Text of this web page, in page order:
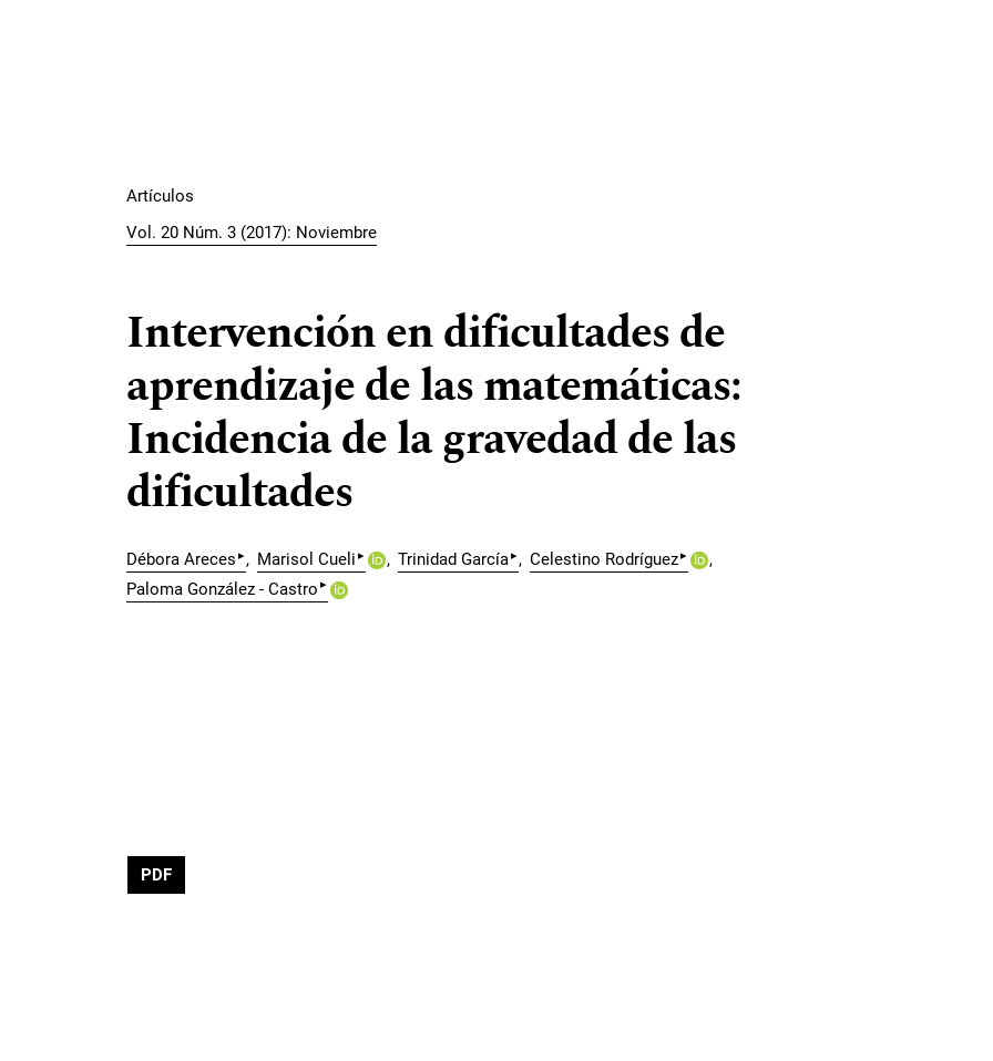
Artículos
Vol. 20 Núm. 3 (2017): Noviembre
Intervención en dificultades de
aprendizaje de las matemáticas:
Incidencia de la gravedad de las
dificultades
Débora Areces ▸ Marisol Cueli ▸ Trinidad García▸ Celestino Rodríguez▸
Paloma González - Castro ▸
PDF